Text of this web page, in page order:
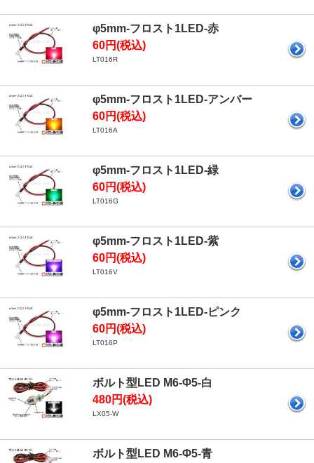
φ5mm-フロスト1LED-赤
60円(税込)
LT016R
φ5mm-フロスト1LED-アンバー
60円(税込)
LT016A
φ5mm-フロスト1LED-緑
60円(税込)
LT016G
φ5mm-フロスト1LED-紫
60円(税込)
LT016V
φ5mm-フロスト1LED-ピンク
60円(税込)
LT016P
ボルト型LED M6-Φ5-白
480円(税込)
LX05-W
ボルト型LED M6-Φ5-青